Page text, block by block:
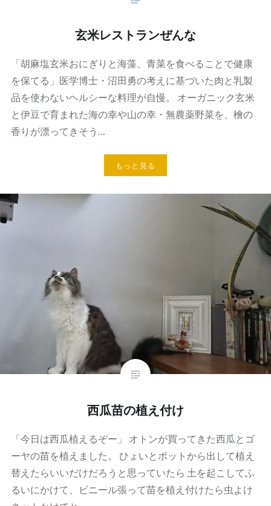
玄米レストランぜんな
「胡麻塩玄米おにぎりと海藻、青菜を食べることで健康
を保てる」医学博士・沼田勇の考えに基づいた肉と乳製
品を使わないヘルシーな料理が自慢。 オーガニック玄米
と伊豆で育まれた海の幸や山の幸・無農薬野菜を、檜の
香りが漂ってきそう…
もっと見る
西瓜苗の植え付け
「今日は西瓜植えるぞー」 オトンが買ってきた西瓜とゴ
ーヤの苗を植えました。 ひょいとポットから出して植え
替えたらいいだけだろうと思っていたら 土を起こしてふ
るいにかけて、ビニール張って苗を植え付けたら虫よけ